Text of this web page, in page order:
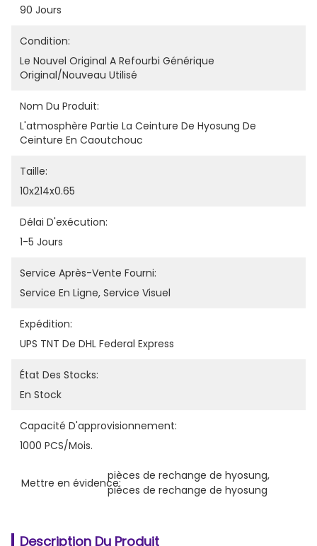
90 Jours
Condition:
Le Nouvel Original A Refourbi Générique
Original/nouveau Utilisé
Nom Du Produit:
L'atmosphère Partie La Ceinture De Hyosung De
Ceinture En Caoutchouc
Taille:
10x214x0.65
Délai D'exécution:
1-5 Jours
Service Après-Vente Fourni:
Service En Ligne, Service Visuel
Expédition:
UPS TNT De DHL Federal Express
État Des Stocks:
En Stock
Capacité D'approvisionnement:
1000 PCS/mois.
Mettre en évidence:
pièces de rechange de hyosung,
pièces de rechange de hyosung
Description Du Produit